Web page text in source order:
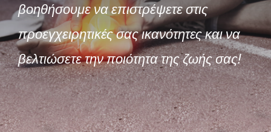
βοηθήσουμε να επιστρέψετε στις
προεγχειρητικές σας ικανότητες και να
βελτιώσετε την ποιότητα της ζωής σας!